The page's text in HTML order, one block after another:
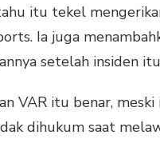
itu tekel
Ia juga
setelah insiden
VAR itu benar,
dihukum saat